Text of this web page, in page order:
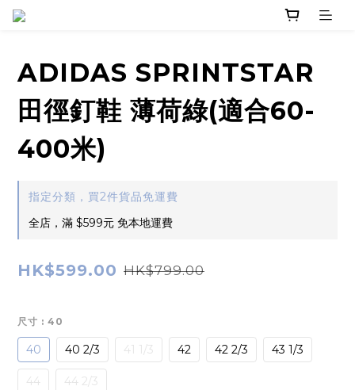
ADIDAS SPRINTSTAR
田徑釘鞋 薄荷綠(適合60-
400米)
指定分類，買2件貨品免運費
全店，滿 $599元 免本地運費
HK$599.00 HK$799.00
尺寸 : 40
40 40 2/3 41 1/3 42 42 2/3 43 1/3
44 44 2/3